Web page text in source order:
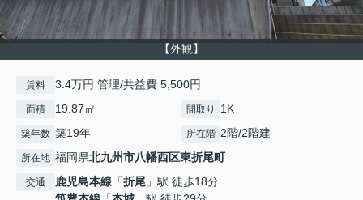
【外観】
賃料 3.4万円 管理/共益費 5,500円
面積 19.87㎡ 間取り 1K
築年数 築19年 所在階 2階/2階建
所在地 福岡県北九州市八幡西区東折尾町
交通 鹿児島本線 「折尾 」駅 徒歩18分